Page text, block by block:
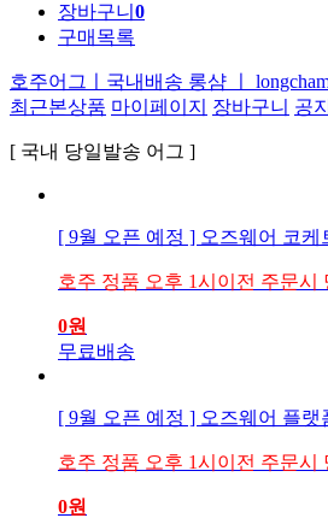
장바구니 0
구매목록
호주어그ㅣ국내배송 롱샴 ㅣ
최근본상품 마이페이지 장바구니 공
[ 국내 당일발송 어그 ]
[ 9월 오픈 예정 ] 오즈웨어 코케
호주 정품 오후 1시이전 주문시
0원
무료배송
[ 9월 오픈 예정 ] 오즈웨어 플랫
호주 정품 오후 1시이전 주문시
0원